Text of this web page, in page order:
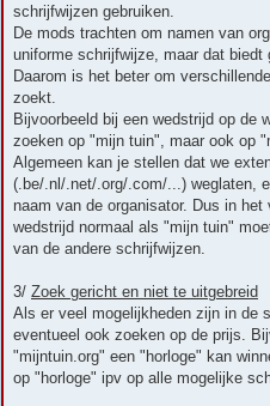
schrijfwijzen gebruiken.
De mods trachten om namen van
uniforme schrijfwijze, maar dat biedt
Daarom is het beter om
zoekt.
Bijvoorbeeld bij een wedstrijd op de
zoeken op "mijn tuin", maar ook op
Algemeen kan je stellen dat we
(.be/.nl/.net/.org/.com/...) weglaten,
naam van de organisator. Dus in
wedstrijd normaal als "mijn tuin"
van de andere schrijfwijzen.
3/ Zoek gericht en niet te uitgebreid
Als er veel mogelijkheden zijn in de
eventueel ook zoeken op de prijs.
"mijntuin.org" een "horloge" kan
op "horloge" ipv op alle mogelijke